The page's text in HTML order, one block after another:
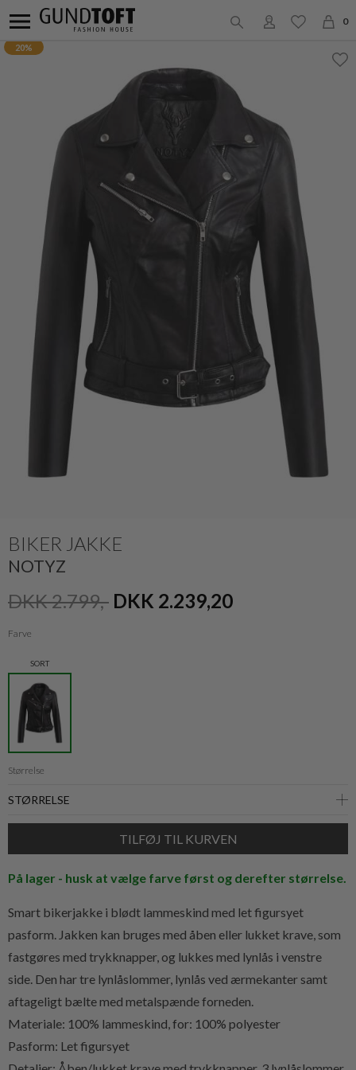
0
20%
BIKER JAKKE
NOTYZ
DKK 2.799,- DKK 2.239,20
Farve
SORT
Størrelse
På lager - husk at vælge farve først og derefter størrelse.
Smart bikerjakke i blødt lammeskind med let figursyet
pasform. Jakken kan bruges med åben eller lukket krave, som
fastgøres med trykknapper, og lukkes med lynlås i venstre
side. Den har tre lynlåslommer, lynlås ved ærmekanter samt
aftageligt bælte med metalspænde forneden.
Materiale: 100% lammeskind, for: 100% polyester
Pasform: Let figursyet